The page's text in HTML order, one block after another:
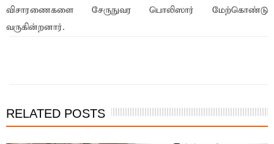
விசாரணைகளை சேருநுவர பொலிஸார் மேற்கொண்டு
வருகின்றனார்.
RELATED POSTS